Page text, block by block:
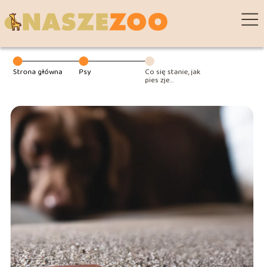
Strona główna Psy Co się stanie, jak
pies zje